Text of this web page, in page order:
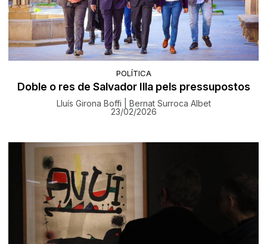
POLÍTICA
Doble o res de Salvador Illa pels pressupostos
Lluís Girona Boffi | Bernat Surroca Albet
23/02/2026